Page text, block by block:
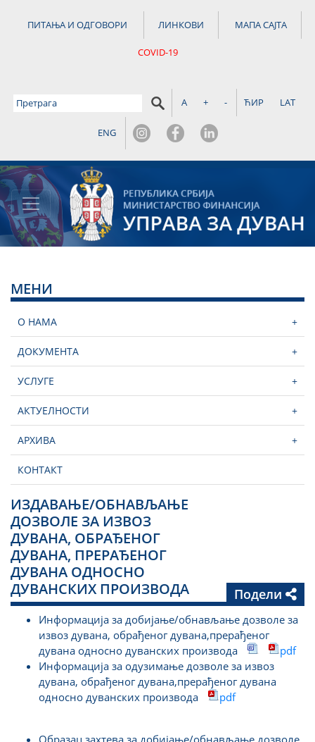
ПИТАЊА И ОДГОВОРИ ЛИНКОВИ МАПА САЈТА
COVID-19
A + - ЋИР LAT
ENG
МЕНИ
О НАМА +
ДОКУМЕНТА +
УСЛУГЕ +
АКТУЕЛНОСТИ +
АРХИВА +
КОНТАКТ
ИЗДАВАЊЕ/ОБНАВЉАЊЕ
ДОЗВОЛЕ ЗА ИЗВОЗ
ДУВАНА, ОБРАЂЕНОГ
ДУВАНА, ПРЕРАЂЕНОГ
ДУВАНА ОДНОСНО
ДУВАНСКИХ ПРОИЗВОДА
Подели
Информација за добијање/обнављање дозволе за
извоз дувана, обрађеног дувана,прерађеног
дувана односно дуванских производа
pdf
Информација за одузимање дозволе за извоз
дувана, обрађеног дувана,прерађеног дувана
односно дуванских производа
pdf
Образац захтева за добијање/обнављање дозволе